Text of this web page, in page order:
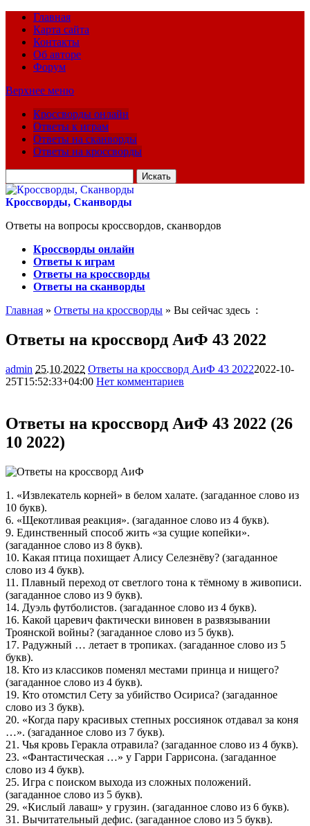
Главная
Карта сайта
Контакты
Об авторе
Форум
Верхнее меню
Кроссворды онлайн
Ответы к играм
Ответы на сканворды
Ответы на кроссворды
для:
Кроссворды, Сканворды
Ответы на вопросы кроссвордов, сканвордов
Кроссворды онлайн
Ответы к играм
Ответы на кроссворды
Ответы на сканворды
Главная » Ответы на кроссворды » Вы сейчас здесь :
Ответы на кроссворд АиФ 43 2022
admin 25.10.2022 Ответы на кроссворд АиФ 43 20222022-10-
25T15:52:33+04:00 Нет комментариев
Ответы на кроссворд АиФ 43 2022 (26
10 2022)
1. «Извлекатель корней» в белом халате. (загаданное слово из
10 букв).
6. «Щекотливая реакция». (загаданное слово из 4 букв).
9. Единственный способ жить «за сущие копейки».
(загаданное слово из 8 букв).
10. Какая птица похищает Алису Селезнёву? (загаданное
слово из 4 букв).
11. Плавный переход от светлого тона к тёмному в живописи.
(загаданное слово из 9 букв).
14. Дуэль футболистов. (загаданное слово из 4 букв).
16. Какой царевич фактически виновен в развязывании
Троянской войны? (загаданное слово из 5 букв).
17. Радужный … летает в тропиках. (загаданное слово из 5
букв).
18. Кто из классиков поменял местами принца и нищего?
(загаданное слово из 4 букв).
19. Кто отомстил Сету за убийство Осириса? (загаданное
слово из 3 букв).
20. «Когда пару красивых степных россиянок отдавал за коня
…». (загаданное слово из 7 букв).
21. Чья кровь Геракла отравила? (загаданное слово из 4 букв).
23. «Фантастическая …» у Гарри Гаррисона. (загаданное
слово из 4 букв).
25. Игра с поиском выхода из сложных положений.
(загаданное слово из 5 букв).
29. «Кислый лаваш» у грузин. (загаданное слово из 6 букв).
31. Вычитательный дефис. (загаданное слово из 5 букв).